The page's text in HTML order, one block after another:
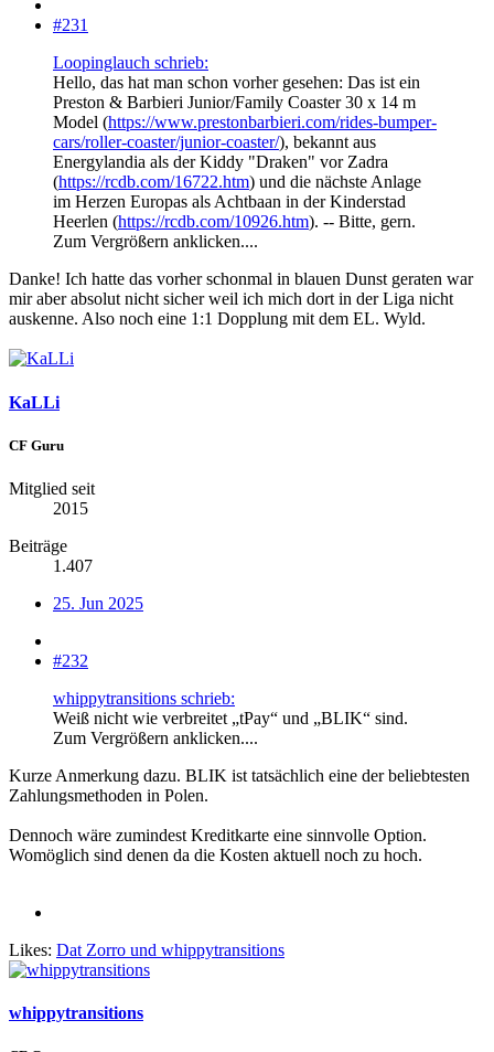
#231
Loopinglauch schrieb:
Hello, das hat man schon vorher gesehen: Das ist ein
Preston & Barbieri Junior/Family Coaster 30 x 14 m
Model (https://www.prestonbarbieri.com/rides-bumper-
cars/roller-coaster/junior-coaster/), bekannt aus
Energylandia als der Kiddy "Draken" vor Zadra
(https://rcdb.com/16722.htm) und die nächste Anlage
im Herzen Europas als Achtbaan in der Kinderstad
Heerlen (https://rcdb.com/10926.htm). -- Bitte, gern.
Zum Vergrößern anklicken....
Danke! Ich hatte das vorher schonmal in blauen Dunst geraten war
mir aber absolut nicht sicher weil ich mich dort in der Liga nicht
auskenne. Also noch eine 1:1 Dopplung mit dem EL. Wyld.
KaLLi
CF Guru
Mitglied seit
2015
Beiträge
1.407
25. Jun 2025
#232
whippytransitions schrieb:
Weiß nicht wie verbreitet „tPay“ und „BLIK“ sind.
Zum Vergrößern anklicken....
Kurze Anmerkung dazu. BLIK ist tatsächlich eine der beliebtesten
Zahlungsmethoden in Polen.
Dennoch wäre zumindest Kreditkarte eine sinnvolle Option.
Womöglich sind denen da die Kosten aktuell noch zu hoch.
Likes: Dat Zorro und whippytransitions
whippytransitions